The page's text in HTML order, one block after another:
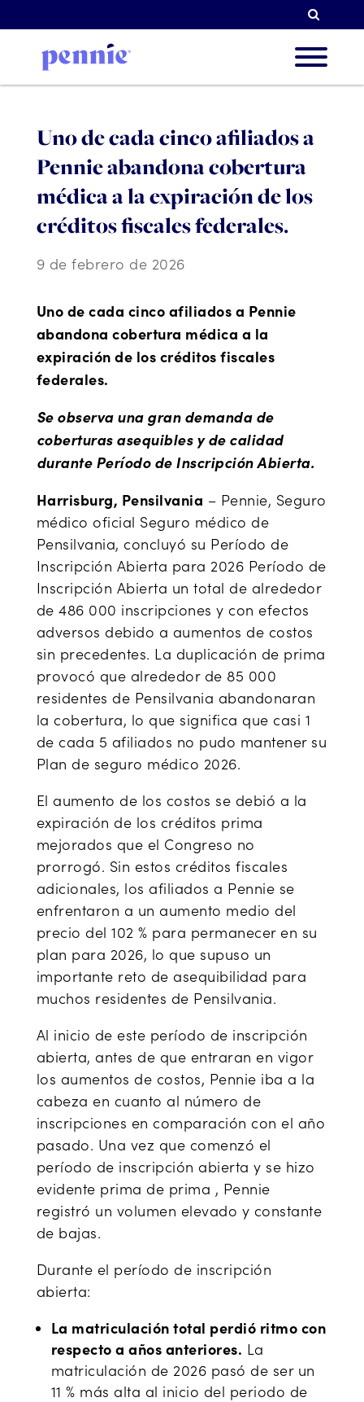
Uno de cada cinco afiliados a
Pennie abandona cobertura
médica a la expiración de los
créditos fiscales federales.
9 de febrero de 2026
Uno de cada cinco afiliados a Pennie
abandona cobertura médica a la
expiración de los créditos fiscales
federales.
Se observa una gran demanda de
coberturas asequibles y de calidad
durante Período de Inscripción Abierta.
Harrisburg, Pensilvania – Pennie, Seguro
médico oficial Seguro médico de
Pensilvania, concluyó su Período de
Inscripción Abierta para 2026 Período de
Inscripción Abierta un total de alrededor
de 486 000 inscripciones y con efectos
adversos debido a aumentos de costos
sin precedentes. La duplicación de prima
provocó que alrededor de 85 000
residentes de Pensilvania abandonaran
la cobertura, lo que significa que casi 1
de cada 5 afiliados no pudo mantener su
Plan de seguro médico 2026.
El aumento de los costos se debió a la
expiración de los créditos prima
mejorados que el Congreso no
prorrogó. Sin estos créditos fiscales
adicionales, los afiliados a Pennie se
enfrentaron a un aumento medio del
precio del 102 % para permanecer en su
plan para 2026, lo que supuso un
importante reto de asequibilidad para
muchos residentes de Pensilvania.
Al inicio de este período de inscripción
abierta, antes de que entraran en vigor
los aumentos de costos, Pennie iba a la
cabeza en cuanto al número de
inscripciones en comparación con el año
pasado. Una vez que comenzó el
período de inscripción abierta y se hizo
evidente prima de prima , Pennie
registró un volumen elevado y constante
de bajas.
Durante el período de inscripción
abierta:
La matriculación total perdió ritmo con
respecto a años anteriores. La
matriculación de 2026 pasó de ser un
11 % más alta al inicio del periodo de